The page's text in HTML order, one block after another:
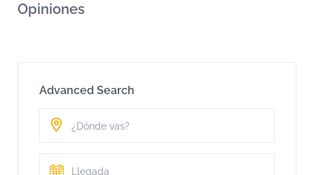
Opiniones
Advanced Search